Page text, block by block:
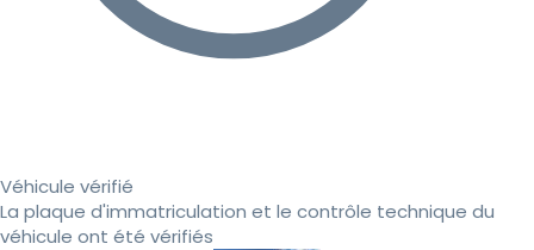
Véhicule vérifié
La plaque d'immatriculation et le contrôle technique du
véhicule ont été vérifiés